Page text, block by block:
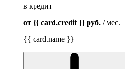
в кредит
от {{ card.credit }} руб. / мес.
{{ card.name }}